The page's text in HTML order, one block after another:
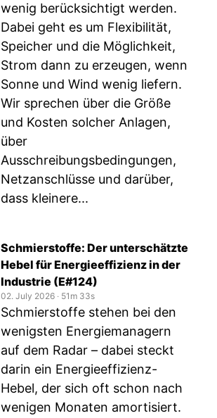
wenig berücksichtigt werden.
Dabei geht es um Flexibilität,
Speicher und die Möglichkeit,
Strom dann zu erzeugen, wenn
Sonne und Wind wenig liefern.
Wir sprechen über die Größe
und Kosten solcher Anlagen,
über
Ausschreibungsbedingungen,
Netzanschlüsse und darüber,
dass kleinere...
Schmierstoffe: Der unterschätzte
Hebel für Energieeffizienz in der
Industrie (E#124)
02. July 2026 ‧ 51m 33s
Schmierstoffe stehen bei den
wenigsten Energiemanagern
auf dem Radar – dabei steckt
darin ein Energieeffizienz-
Hebel, der sich oft schon nach
wenigen Monaten amortisiert.